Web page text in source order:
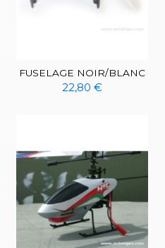
FUSELAGE NOIR/BLANC
22,80 €